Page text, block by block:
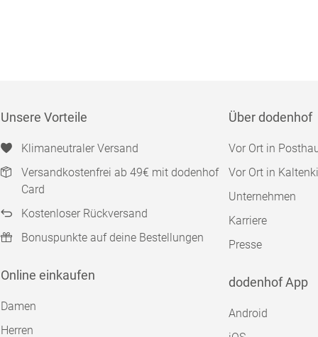
Unsere Vorteile
Klimaneutraler Versand
Versandkostenfrei ab 49€ mit dodenhof
Card
Kostenloser Rückversand
Bonuspunkte auf deine Bestellungen
Online einkaufen
Damen
Herren
Über dodenhof
Vor Ort in
Vor Ort in
Unternehmen
Karriere
Presse
dodenhof App
Android